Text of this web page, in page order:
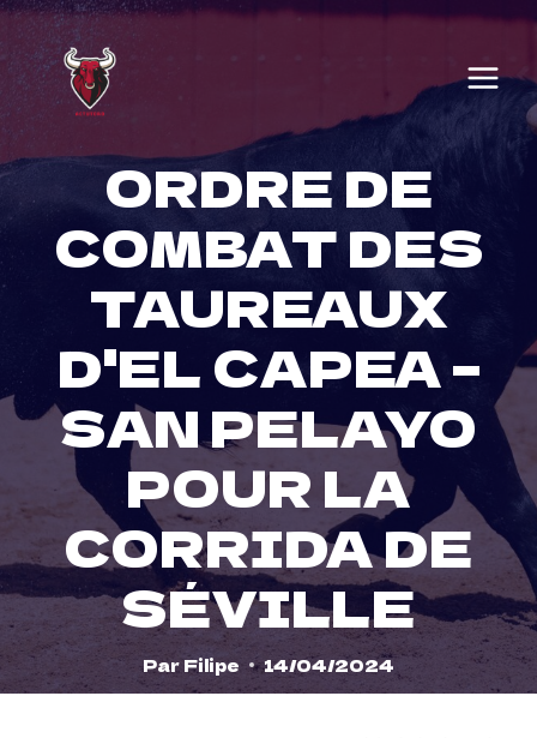
Skip
content
ORDRE DE
COMBAT DES
TAUREAUX
D'EL CAPEA –
SAN PELAYO
POUR LA
CORRIDA DE
SÉVILLE
Par Filipe 14/04/2024